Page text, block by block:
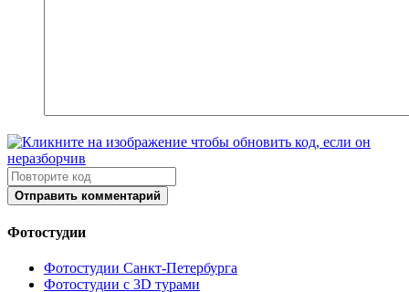
Отправить комментарий
Фотостудии
Фотостудии Санкт-Петербурга
Фотостудии с 3D турами